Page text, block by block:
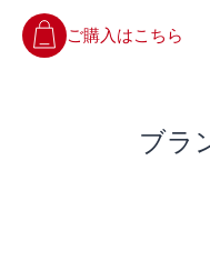
ご購入はこちら
ブラ